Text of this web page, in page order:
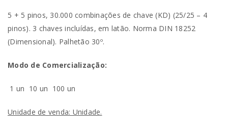
5 + 5 pinos, 30.000 combinações de chave (KD) (25/25 – 4
pinos). 3 chaves incluídas, em latão. Norma DIN 18252
(Dimensional). Palhetão 30º.
Modo de Comercialização:
1 un 10 un 100 un
Unidade de venda: Unidade.